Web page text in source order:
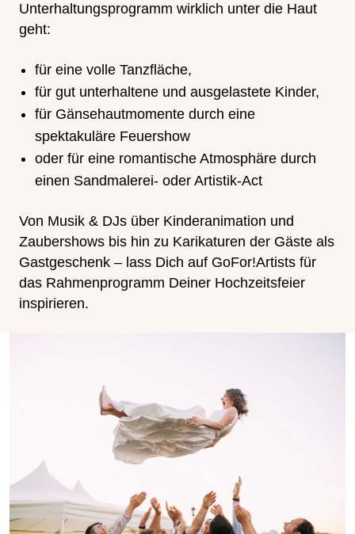
Unterhaltungsprogramm wirklich unter die Haut
geht:
für eine volle Tanzfläche,
für gut unterhaltene und ausgelastete Kinder,
für Gänsehautmomente durch eine
spektakuläre Feuershow
oder für eine romantische Atmosphäre durch
einen Sandmalerei- oder Artistik-Act
Von Musik & DJs über Kinderanimation und
Zaubershows bis hin zu Karikaturen der Gäste als
Gastgeschenk – lass Dich auf GoFor!Artists für
das Rahmenprogramm Deiner Hochzeitsfeier
inspirieren.